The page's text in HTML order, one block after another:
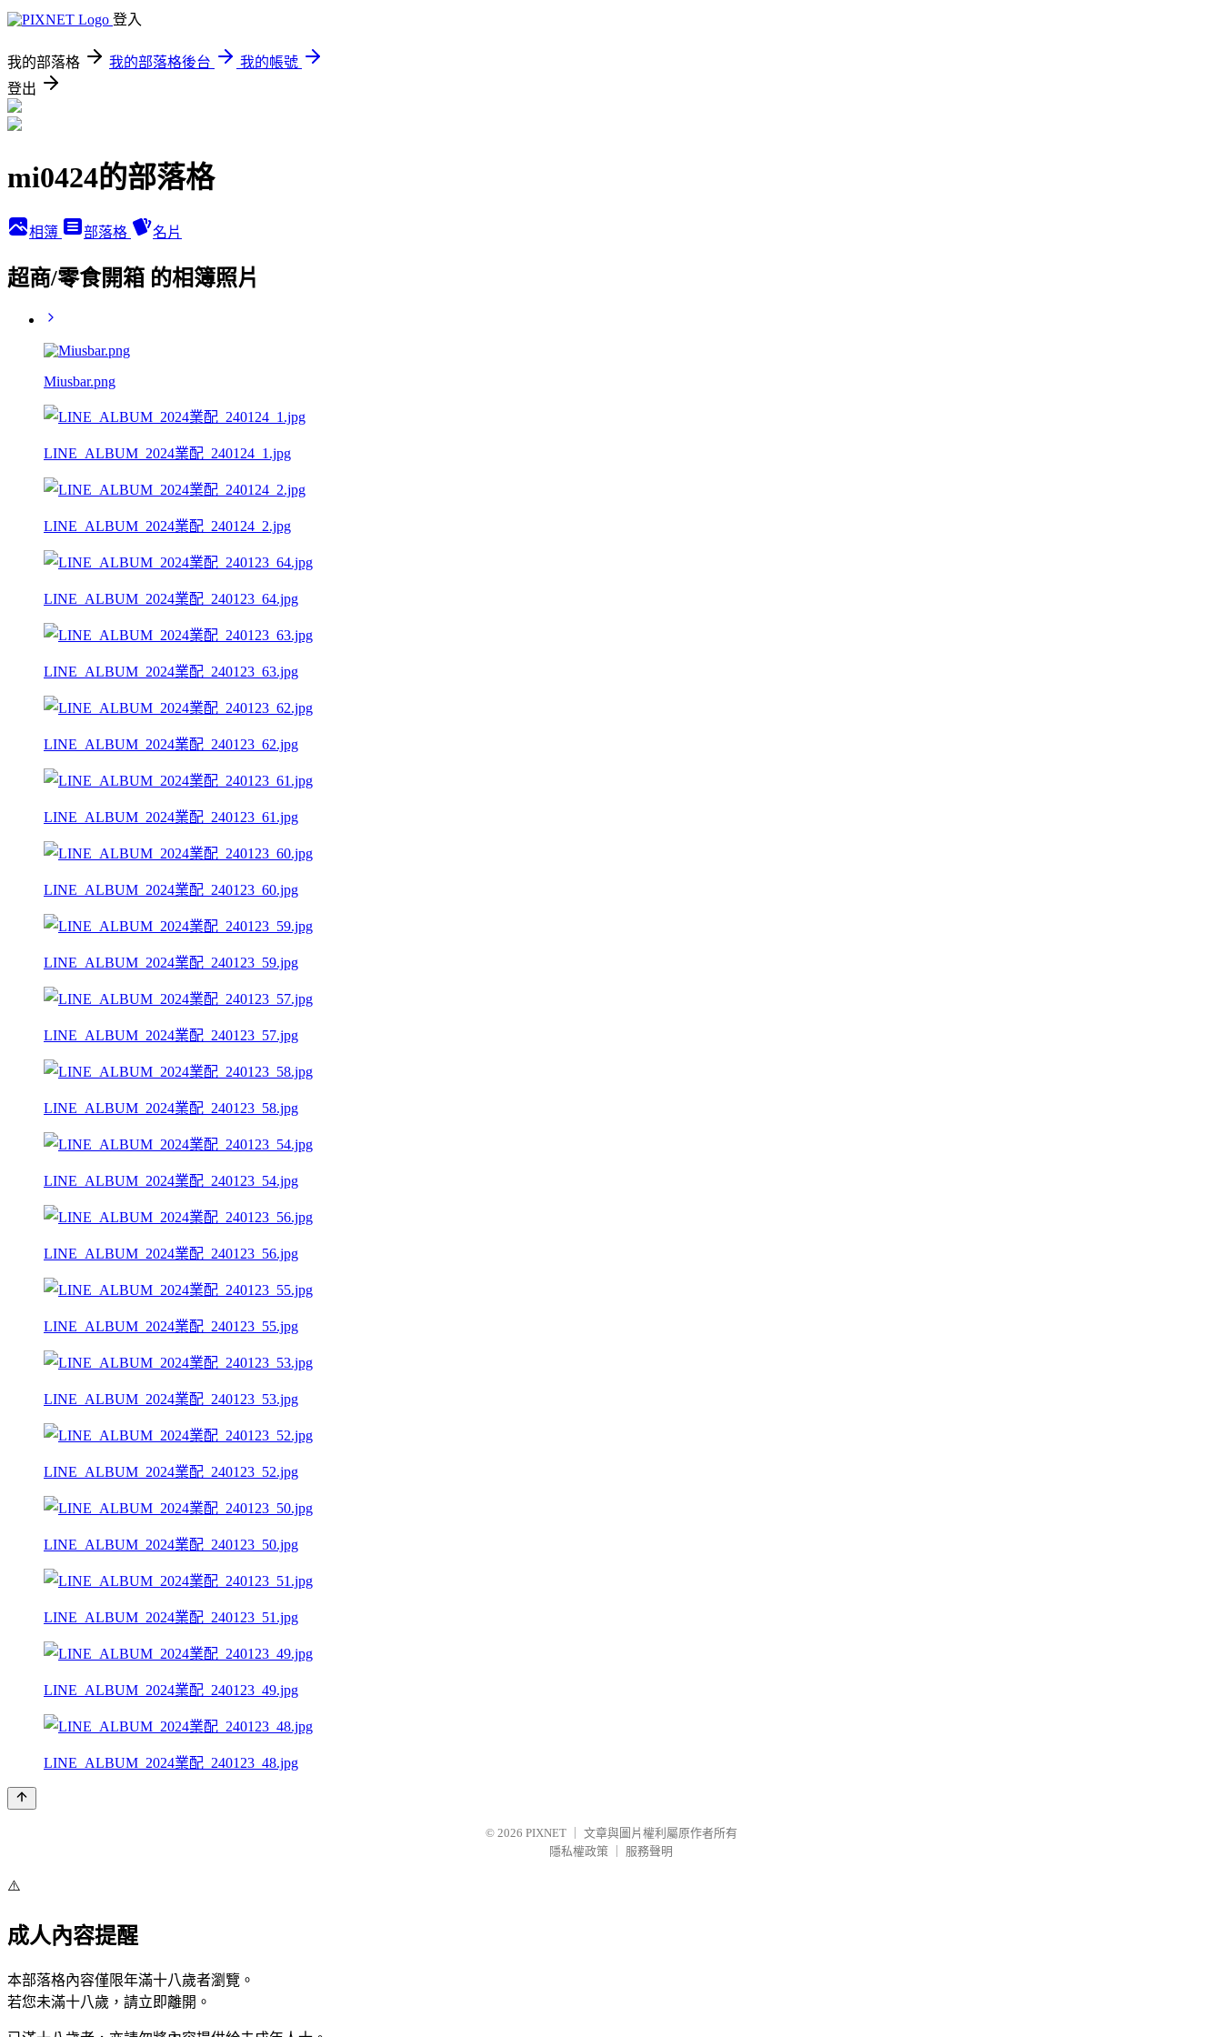
登入
我的部落格 我的部落格後台
我的帳號
登出
mi0424的部落格
相簿 部落格 名片
超商/零食開箱 的相簿照片
Miusbar.png
LINE_ALBUM_2024業配_240124_1.jpg
LINE_ALBUM_2024業配_240124_2.jpg
LINE_ALBUM_2024業配_240123_64.jpg
LINE_ALBUM_2024業配_240123_63.jpg
LINE_ALBUM_2024業配_240123_62.jpg
LINE_ALBUM_2024業配_240123_61.jpg
LINE_ALBUM_2024業配_240123_60.jpg
LINE_ALBUM_2024業配_240123_59.jpg
LINE_ALBUM_2024業配_240123_57.jpg
LINE_ALBUM_2024業配_240123_58.jpg
LINE_ALBUM_2024業配_240123_54.jpg
LINE_ALBUM_2024業配_240123_56.jpg
LINE_ALBUM_2024業配_240123_55.jpg
LINE_ALBUM_2024業配_240123_53.jpg
LINE_ALBUM_2024業配_240123_52.jpg
LINE_ALBUM_2024業配_240123_50.jpg
LINE_ALBUM_2024業配_240123_51.jpg
LINE_ALBUM_2024業配_240123_49.jpg
LINE_ALBUM_2024業配_240123_48.jpg
© 2026 PIXNET
文章與圖片權利屬原作者所有
隱私權政策
服務聲明
⚠️
成人內容提醒
本部落格內容僅限年滿十八歲者瀏覽。
若您未滿十八歲，請立即離開。